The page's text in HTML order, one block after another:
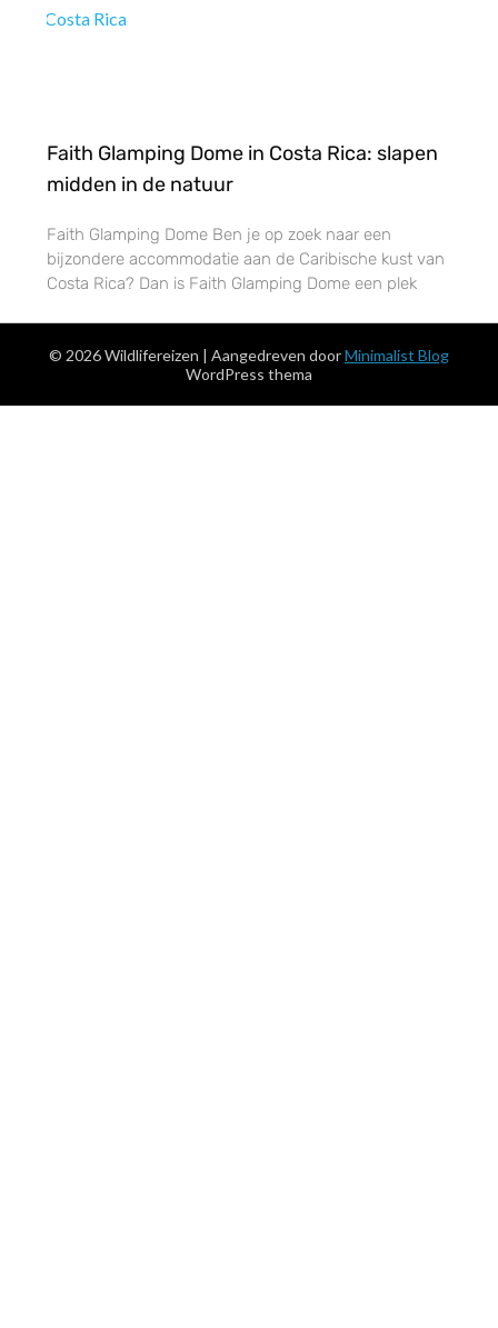
Faith Glamping Dome in Costa Rica: slapen
midden in de natuur
Faith Glamping Dome Ben je op zoek naar een
bijzondere accommodatie aan de Caribische kust van
Costa Rica? Dan is Faith Glamping Dome een plek
© 2026 Wildlifereizen | Aangedreven doorMinimalist Blog
WordPress thema